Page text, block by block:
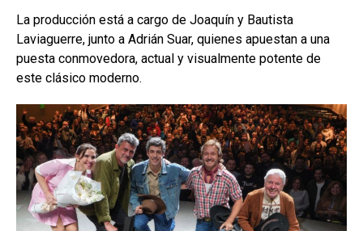
La producción está a cargo de Joaquín y Bautista
Laviaguerre, junto a Adrián Suar, quienes apuestan a una
puesta conmovedora, actual y visualmente potente de
este clásico moderno.